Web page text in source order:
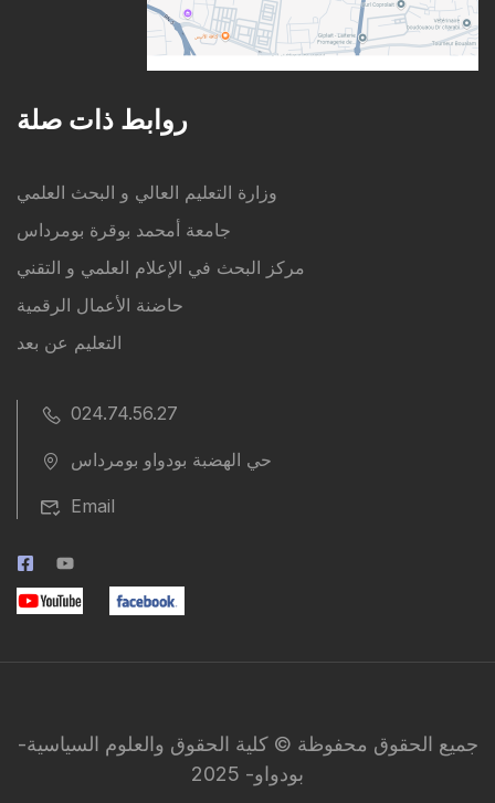
روابط ذات صلة
وزارة التعليم العالي و البحث العلمي
جامعة أمحمد بوقرة بومرداس
مركز البحث في الإعلام العلمي و التقني
حاضنة الأعمال الرقمية
التعليم عن بعد
024.74.56.27
حي الهضبة بودواو بومرداس
Email
جميع الحقوق محفوظة © كلية الحقوق والعلوم السياسية-
بودواو- 2025